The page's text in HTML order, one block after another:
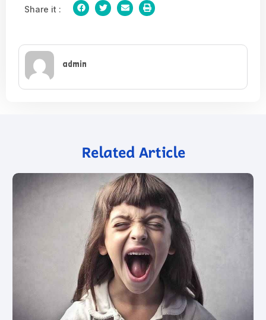
Share it :
admin
Related Article